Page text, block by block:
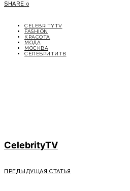
SHARE 0
CELEBRITYTV
FASHION
КРАСОТА
МОДА
МОСКВА
СЕЛЕБРИТИТВ
CelebrityTV
ПРЕДЫДУЩАЯ СТАТЬЯ